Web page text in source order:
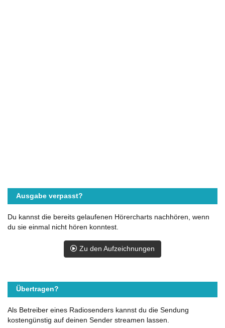
Ausgabe verpasst?
Du kannst die bereits gelaufenen Hörercharts nachhören, wenn
du sie einmal nicht hören konntest.
Zu den Aufzeichnungen
Übertragen?
Als Betreiber eines Radiosenders kannst du die Sendung
kostengünstig auf deinen Sender streamen lassen.